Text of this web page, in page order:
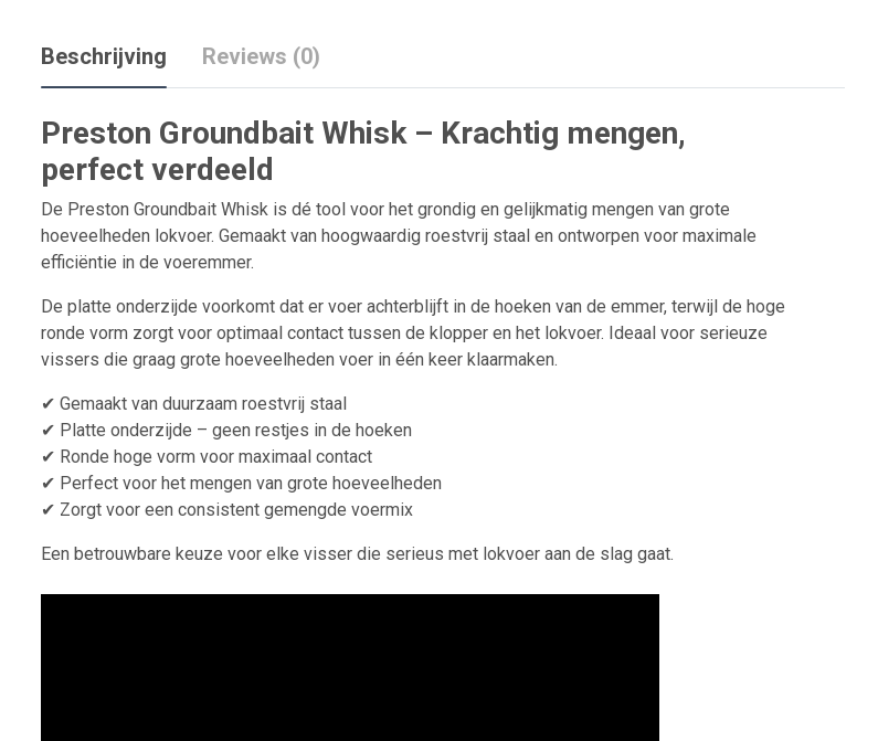
Beschrijving Reviews (0)
Preston Groundbait Whisk – Krachtig mengen,
perfect verdeeld
De Preston Groundbait Whisk is dé tool voor het grondig en gelijkmatig mengen van grote
hoeveelheden lokvoer. Gemaakt van hoogwaardig roestvrij staal en ontworpen voor maximale
efficiëntie in de voeremmer.
De platte onderzijde voorkomt dat er voer achterblijft in de hoeken van de emmer, terwijl de hoge
ronde vorm zorgt voor optimaal contact tussen de klopper en het lokvoer. Ideaal voor serieuze
vissers die graag grote hoeveelheden voer in één keer klaarmaken.
✔ Gemaakt van duurzaam roestvrij staal
✔ Platte onderzijde – geen restjes in de hoeken
✔ Ronde hoge vorm voor maximaal contact
✔ Perfect voor het mengen van grote hoeveelheden
✔ Zorgt voor een consistent gemengde voermix
Een betrouwbare keuze voor elke visser die serieus met lokvoer aan de slag gaat.